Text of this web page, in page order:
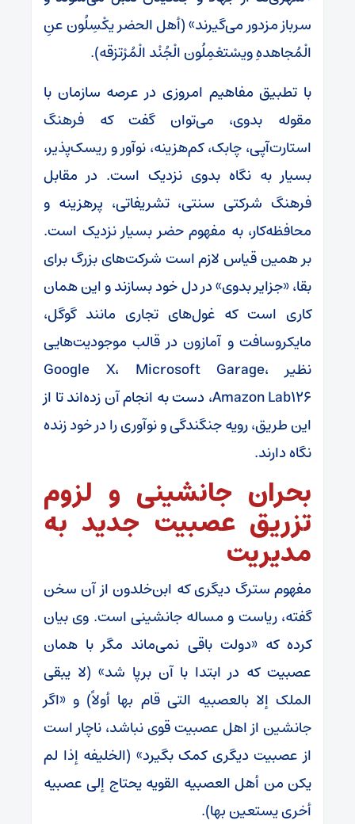
سرباز مزدور می‌گیرند» (أهل الحضر یکْسِلُون عنِ
الْمُجاهدهِ ویسْتعْمِلُون الْجُنْد الْمُرْتزقه).
با تطبیق مفاهیم امروزی در عرصه سازمان با
مقوله بدوی، می‌توان گفت که فرهنگ
استارت‌آپی، چابک، کم‌هزینه، نوآور و ریسک‌پذیر،
بسیار به نگاه بدوی نزدیک است. در مقابل
فرهنگ شرکتی سنتی، تشریفاتی، پرهزینه و
محافظه‌کار، به مفهوم حضر بسیار نزدیک است.
بر همین قیاس لازم است شرکت‌های بزرگ برای
بقا، «جزایر بدوی» در دل خود بسازند و این همان
کاری است که غول‌های تجاری مانند گوگل،
مایکروسافت و آمازون در قالب موجودیت‌هایی
نظیر Google X، Microsoft Garage،
Amazon Lab۱۲۶، دست به انجام آن زده‌اند تا از
این طریق، رویه جنگندگی و نوآوری را در خود زنده
نگاه دارند.
بحران جانشینی و لزوم
تزریق عصبیت جدید به
مدیریت
مفهوم سترگ دیگری که ابن‌خلدون از آن سخن
گفته، ریاست و مساله جانشینی است. وی بیان
کرده که «دولت باقی نمی‌ماند مگر با همان
عصبیت که در ابتدا با آن برپا شد» (لا یبقی
الملک إلا بالعصبیه التی قام بها أولاً) و «اگر
جانشین از اهل عصبیت قوی نباشد، ناچار است
از عصبیت دیگری کمک بگیرد» (الخلیفه إذا لم
یکن من أهل العصبیه القویه یحتاج إلی عصبیه
أخری یستعین بها).